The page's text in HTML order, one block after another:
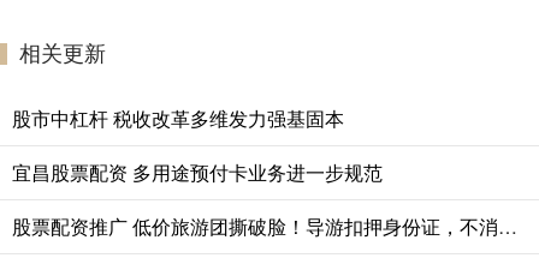
相关更新
股市中杠杆 税收改革多维发力强基固本
宜昌股票配资 多用途预付卡业务进一步规范
股票配资推广 低价旅游团撕破脸！导游扣押身份证，不消费2万不让走